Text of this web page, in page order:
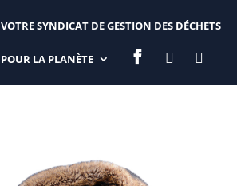
VOTRE SYNDICAT DE GESTION DES DÉCHETS
POUR LA PLANÈTE   